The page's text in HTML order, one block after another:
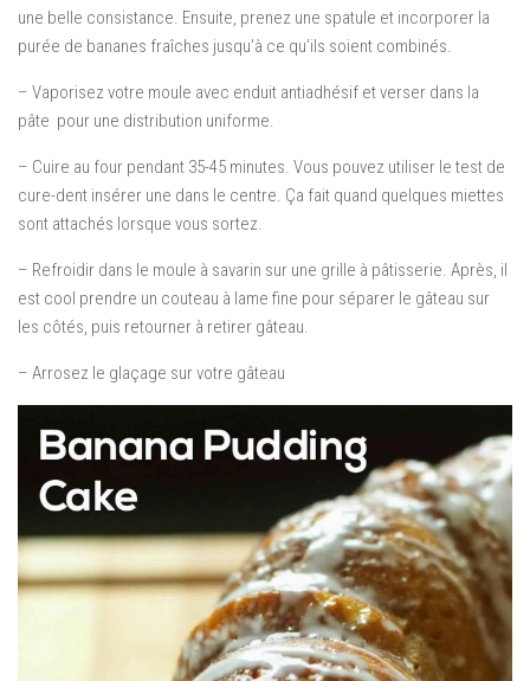
une belle consistance. Ensuite, prenez une spatule et incorporer la
purée de bananes fraîches jusqu’à ce qu’ils soient combinés.
– Vaporisez votre moule avec enduit antiadhésif et verser dans la
pâte pour une distribution uniforme.
– Cuire au four pendant 35-45 minutes. Vous pouvez utiliser le test de
cure-dent insérer une dans le centre. Ça fait quand quelques miettes
sont attachés lorsque vous sortez.
– Refroidir dans le moule à savarin sur une grille à pâtisserie. Après, il
est cool prendre un couteau à lame fine pour séparer le gâteau sur
les côtés, puis retourner à retirer gâteau.
– Arrosez le glaçage sur votre gâteau